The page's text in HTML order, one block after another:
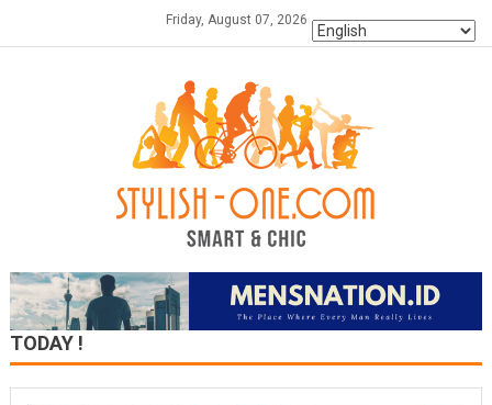
Friday, August 07, 2026
TODAY !